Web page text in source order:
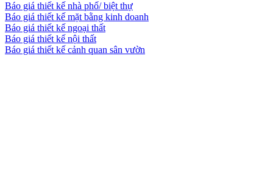
Báo giá thiết kế nhà phố/ biệt thự
Báo giá thiết kế mặt bằng kinh doanh
Báo giá thiết kế ngoại thất
Báo giá thiết kế nội thất
Báo giá thiết kế cảnh quan sân vườn